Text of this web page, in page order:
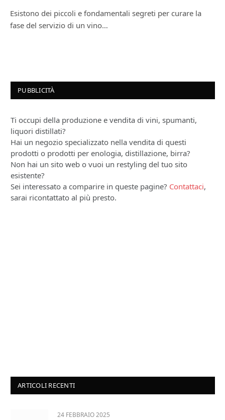
Esistono dei piccoli e fondamentali segreti per curare la
fase del servizio di un vino…
PUBBLICITÀ
Ti occupi della produzione e vendita di vini, spumanti,
liquori distillati?
Hai un negozio specializzato nella vendita di questi
prodotti o prodotti per enologia, distillazione, birra?
Non hai un sito web o vuoi un restyling del tuo sito
esistente?
Sei interessato a comparire in queste pagine? Contattaci,
sarai ricontattato al più presto.
ARTICOLI RECENTI
24 FEBBRAIO 2025